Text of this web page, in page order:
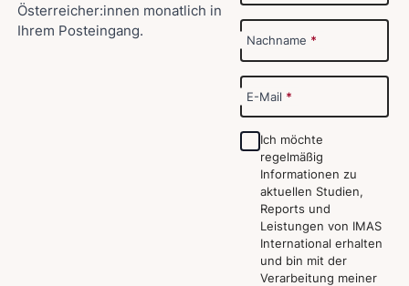
Österreicher:innen monatlich in
Ihrem Posteingang.
Nachname *
E-Mail *
Ich möchte
regelmäßig
Informationen zu
aktuellen Studien,
Reports und
Leistungen von IMAS
International erhalten
und bin mit der
Verarbeitung meiner